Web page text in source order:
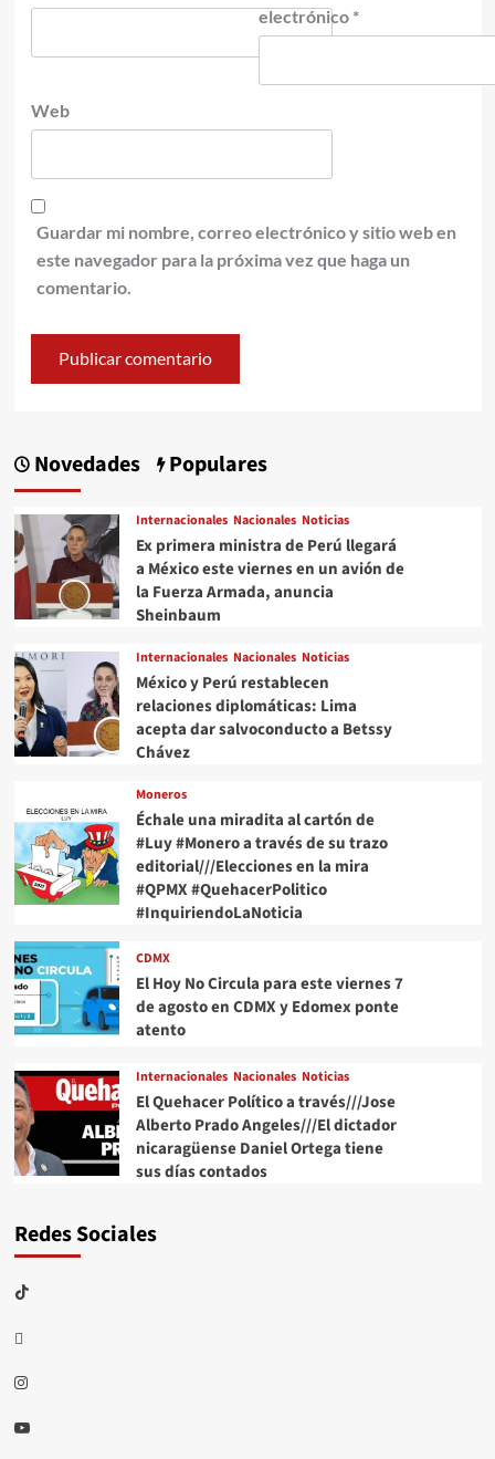
electrónico *
Web
Guardar mi nombre, correo electrónico y sitio web en
este navegador para la próxima vez que haga un
comentario.
Novedades Populares
Internacionales Nacionales Noticias
Ex primera ministra de Perú llegará
a México este viernes en un avión de
la Fuerza Armada, anuncia
Sheinbaum
Internacionales Nacionales Noticias
México y Perú restablecen
relaciones diplomáticas: Lima
acepta dar salvoconducto a Betssy
Chávez
Moneros
Échale una miradita al cartón de
#Luy #Monero a través de su trazo
editorial///Elecciones en la mira
#QPMX #QuehacerPolitico
#InquiriendoLaNoticia
CDMX
El Hoy No Circula para este viernes 7
de agosto en CDMX y Edomex ponte
atento
Internacionales Nacionales Noticias
El Quehacer Político a través///Jose
Alberto Prado Angeles///El dictador
nicaragüense Daniel Ortega tiene
sus días contados
Redes Sociales
TikTok
threads
Instagram
Youtube